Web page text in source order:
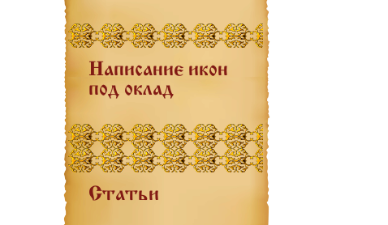
Написание икон
под оклад
Статьи